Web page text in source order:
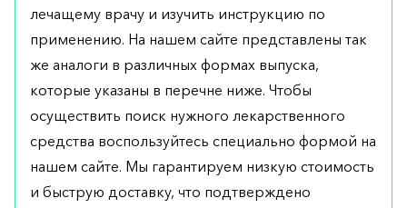
лечащему врачу и изучить инструкцию по
применению. На нашем сайте представлены так
же аналоги в различных формах выпуска,
которые указаны в перечне ниже. Чтобы
осуществить поиск нужного лекарственного
средства воспользуйтесь специально формой на
нашем сайте. Мы гарантируем низкую стоимость
и быструю доставку, что подтверждено